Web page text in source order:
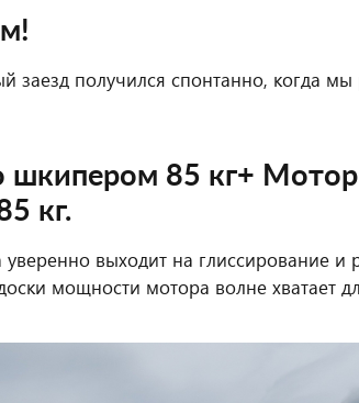
заезд получился спонтанно, когда
85 кг+ Мотор
кг.
уверенно выходит на глиссирование и
мощности мотора волне хватает